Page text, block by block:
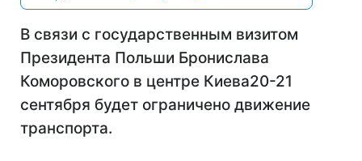
В связи с государственным визитом
Президента Польши Бронислава
Коморовского в центре Киева20-21
сентября будет ограничено движение
транспорта.